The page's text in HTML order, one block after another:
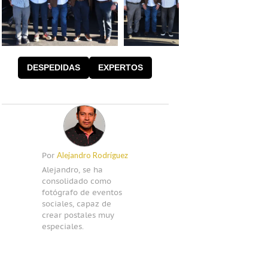
DESPEDIDAS EXPERTOS
PorAlejandro Rodríguez
Alejandro, se ha
consolidado como
fotógrafo de eventos
sociales, capaz de
crear postales muy
especiales.